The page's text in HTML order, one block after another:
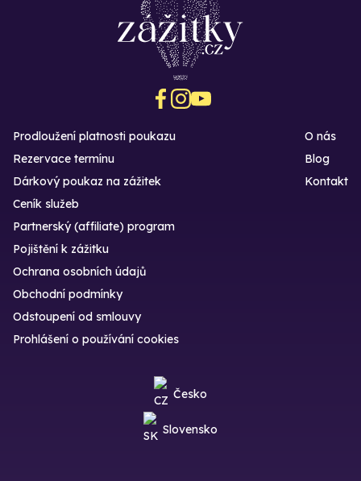
Prodloužení platnosti poukazu
Rezervace termínu
Dárkový poukaz na zážitek
O nás
Blog
Kontakt
Ceník služeb
Partnerský (affiliate) program
Pojištění k zážitku
Ochrana osobních údajů
Obchodní podmínky
Odstoupení od smlouvy
Prohlášení o používání cookies
Česko
Slovensko